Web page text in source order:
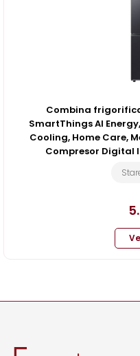
Combina
SmartThings AI
Cooling, Home Care,
Compresor Digital